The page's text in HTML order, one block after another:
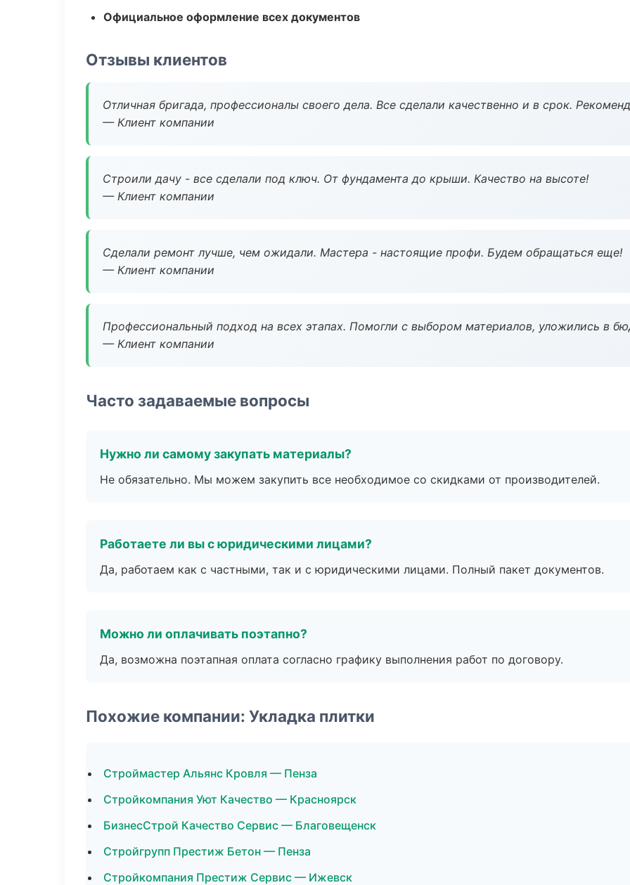
Официальное оформление всех документов
Отзывы клиентов
Отличная бригада, профессионалы своего дела. Все сделали качественно и в срок.
— Клиент компании
Строили дачу - все сделали под ключ. От фундамента до крыши. Качество на высоте!
— Клиент компании
Сделали ремонт лучше, чем ожидали. Мастера - настоящие профи. Будем обращаться еще!
— Клиент компании
Профессиональный подход на всех этапах. Помогли с выбором материалов, уложились в
— Клиент компании
Часто задаваемые вопросы
Нужно ли самому закупать материалы?
Не обязательно. Мы можем закупить все необходимое со скидками от производителей.
Работаете ли вы с юридическими лицами?
Да, работаем как с частными, так и с юридическими лицами. Полный пакет документов.
Можно ли оплачивать поэтапно?
Да, возможна поэтапная оплата согласно графику выполнения работ по договору.
Похожие компании: Укладка плитки
Строймастер Альянс Кровля — Пенза
Стройкомпания Уют Качество — Красноярск
БизнесСтрой Качество Сервис — Благовещенск
Стройгрупп Престиж Бетон — Пенза
Стройкомпания Престиж Сервис — Ижевск